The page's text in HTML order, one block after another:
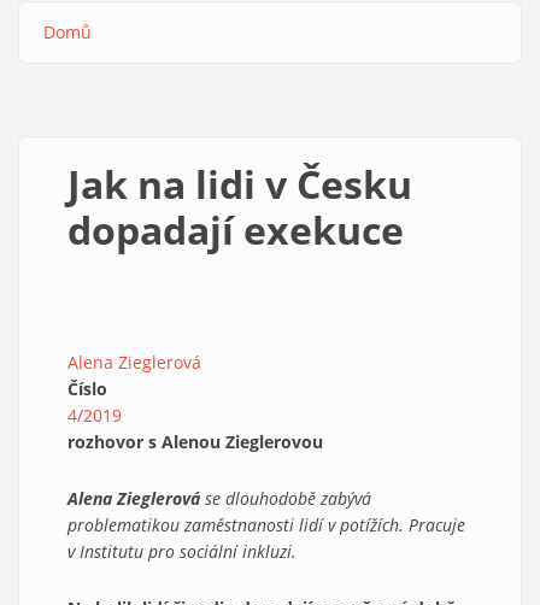
Domů
Jak na lidi v Česku
dopadají exekuce
Alena Zieglerová
Číslo
4/2019
rozhovor s Alenou Zieglerovou
Alena Zieglerová se dlouhodobě zabývá
problematikou zaměstnanosti lidí v potížích. Pracuje
v Institutu pro sociální inkluzi.